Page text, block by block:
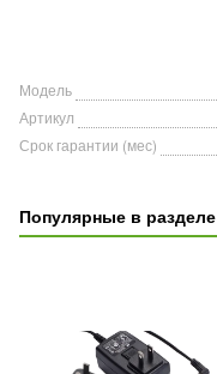
Модель
Артикул
Срок гарантии (мес)
Популярные в разделе